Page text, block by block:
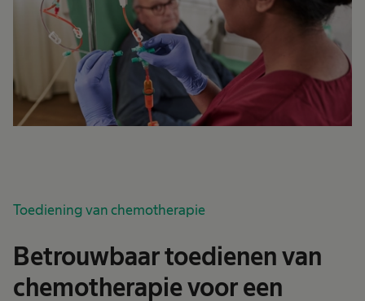
Toediening van chemotherapie
Betrouwbaar toedienen van
chemotherapie voor een